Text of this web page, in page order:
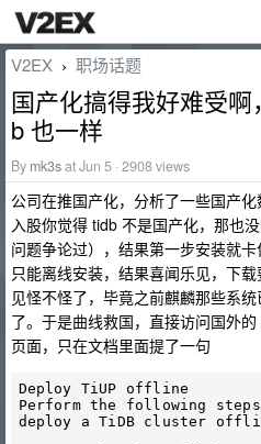
V2EX › 职场话题
国产化搞得我好难受
b 也一样
By mk3sat Jun 5 · 2908 views
公司在推国产化，分析了一些国产化
入股你觉得 tidb 不是国产化，那也
问题争论过），结果第一步安装就卡
只能离线安装，结果喜闻乐见，下
见怪不怪了，毕竟之前麒麟那些系
了。于是曲线救国，直接访问国外
页面，只在文档里面提了一句
Deploy TiUP offline
Perform the following
deploy a TiDB cluster